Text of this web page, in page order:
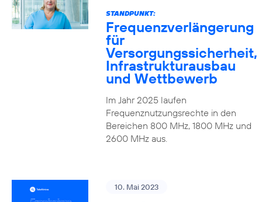
STANDPUNKT:
Frequenzverlängerung
für
Versorgungssicherheit,
Infrastrukturausbau
und Wettbewerb
Im Jahr 2025 laufen
Frequenznutzungsrechte in den
Bereichen 800 MHz, 1800 MHz und
2600 MHz aus.
10. Mai 2023